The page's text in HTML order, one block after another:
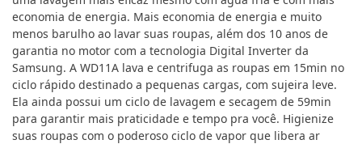
economia de energia. Mais economia de energia e muito
menos barulho ao lavar suas roupas, além dos 10 anos de
garantia no motor com a tecnologia Digital Inverter da
Samsung. A WD11A lava e centrifuga as roupas em 15min no
ciclo rápido destinado a pequenas cargas, com sujeira leve.
Ela ainda possui um ciclo de lavagem e secagem de 59min
para garantir mais praticidade e tempo pra você. Higienize
suas roupas com o poderoso ciclo de vapor que libera ar